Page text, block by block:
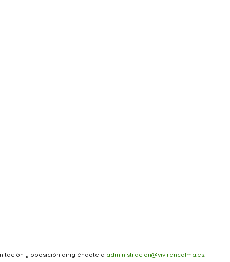
y oposición dirigiéndote a administracion@vivirencalma.es